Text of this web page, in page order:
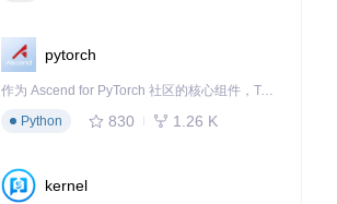
pytorch
作为 Ascend for PyTorch 社区的核心组件，TorchNPU 是昇腾专为 PyTorch 打造的深度学习适配插件，使 PyTorch 框架能够直接调用昇腾 NPU，为开发者提供昇腾 AI 处理器的超强算力。
Python
830 1.26 K
kernel